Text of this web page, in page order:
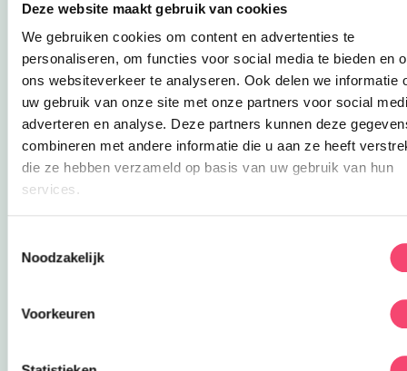
Deze website maakt gebruik van cookies
We gebruiken cookies om content en advertenties te
personaliseren, om functies voor social media te bieden en
ons websiteverkeer te analyseren. Ook delen we informatie
uw gebruik van onze site met onze partners voor social
adverteren en analyse. Deze partners kunnen deze
combineren met andere informatie die u aan ze heeft
die ze hebben verzameld op basis van uw gebruik van hun
services.
Noodzakelijk
Voorkeuren